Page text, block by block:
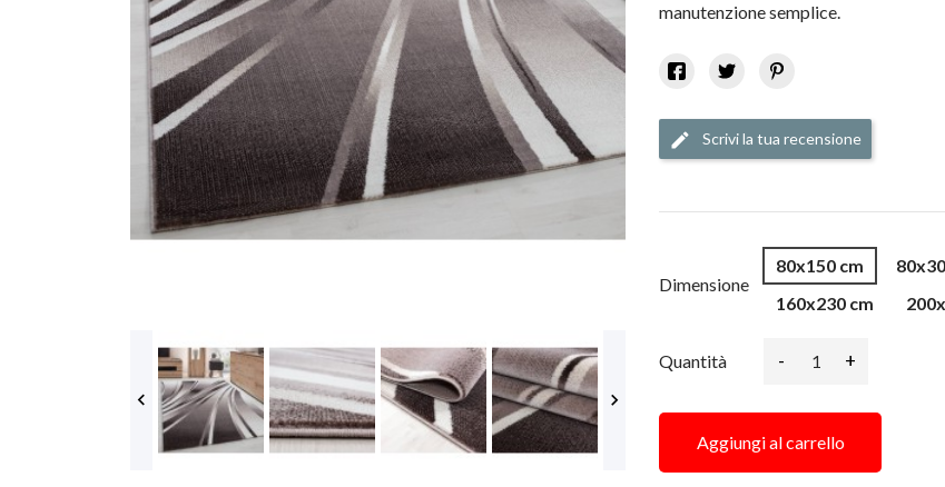
 
manutenzione semplice.
edit Scrivi la tua recensione
Dimensione
80x150 cm
160x230 cm
Quantità - +
Aggiungi al carrello